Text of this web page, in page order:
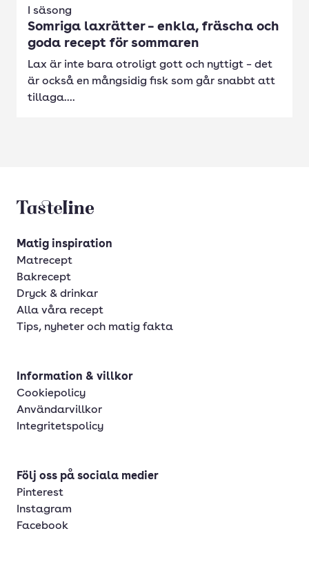
I säsong
Somriga laxrätter – enkla, fräscha och
goda recept för sommaren
Lax är inte bara otroligt gott och nyttigt – det
är också en mångsidig fisk som går snabbt att
tillaga....
Tasteline startsida
Matig inspiration
Matrecept
Bakrecept
Dryck & drinkar
Alla våra recept
Tips, nyheter och matig fakta
Information & villkor
Cookiepolicy
Användarvillkor
Integritetspolicy
Följ oss på sociala medier
Pinterest
Instagram
Facebook